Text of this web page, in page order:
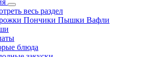
весь раздел
Пончики Пышки Вафли
блюда